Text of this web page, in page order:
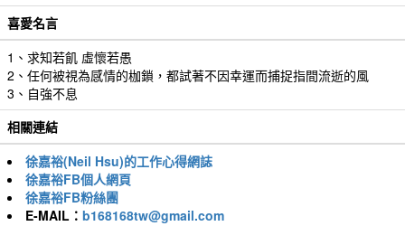
喜愛名言
1、求知若飢 虛懷若愚
2、任何被視為感情的枷鎖，都試著不因幸運而捕捉指間流逝的風
3、自強不息
相關連結
徐嘉裕(Neil Hsu)的工作心得網誌
徐嘉裕FB個人網頁
徐嘉裕FB粉絲團
E-MAIL： b168168tw@gmail.com